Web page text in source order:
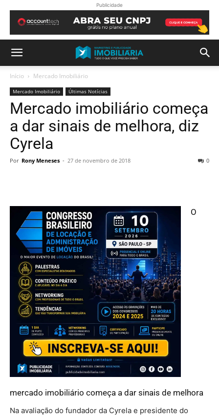
Publicidade
Início Mercado Imobiliário
Mercado Imobiliário Últimas Notícias
Mercado imobiliário começa
a dar sinais de melhora, diz
Cyrela
Por Rony Meneses - 27 de novembro de 2018 0
O
mercado imobiliário começa a dar sinais de melhora
Na avaliação do fundador da Cyrela e presidente do